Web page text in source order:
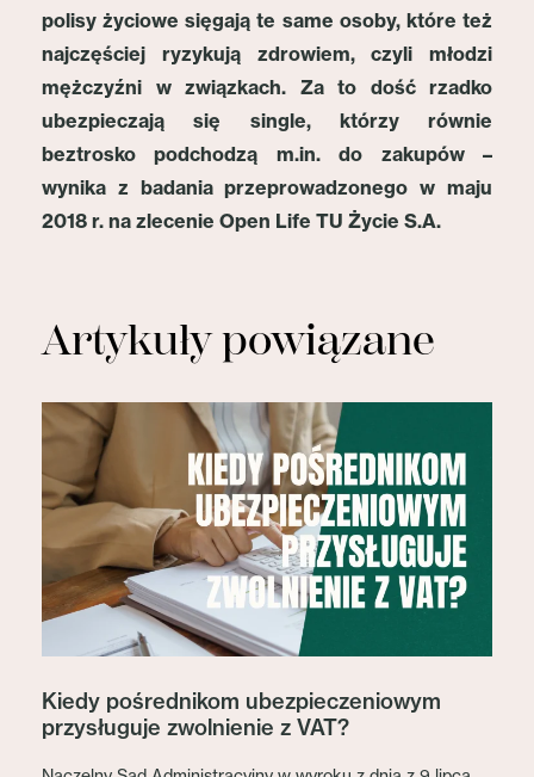
polisy życiowe sięgają te same osoby, które też
najczęściej ryzykują zdrowiem, czyli młodzi
mężczyźni w związkach. Za to dość rzadko
ubezpieczają się single, którzy równie
beztrosko podchodzą m.in. do zakupów –
wynika z badania przeprowadzonego w maju
2018 r. na zlecenie Open Life TU Życie S.A.
Artykuły powiązane
Kiedy pośrednikom ubezpieczeniowym
przysługuje zwolnienie z VAT?